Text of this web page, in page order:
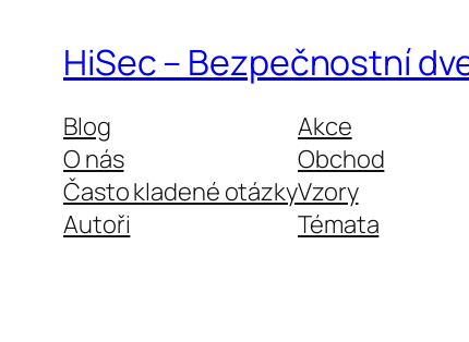
HiSec – Bezpečnostní
Blog
O nás
Často kladené otázky
Autoři
Akce
Obchod
Vzory
Témata